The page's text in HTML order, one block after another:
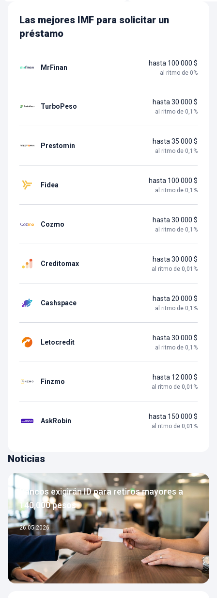
Las mejores IMF para solicitar un
préstamo
MrFinan
hasta 100 000 $
al ritmo de 0%
TurboPeso
hasta 30 000 $
al ritmo de 0,1 %
Prestomin
hasta 35 000 $
al ritmo de 0,1 %
Fidea
hasta 100 000 $
al ritmo de 0,1 %
Cozmo
hasta 30 000 $
al ritmo de 0,1 %
Creditomax
hasta 30 000 $
al ritmo de 0,01 %
Cashspace
hasta 20 000 $
al ritmo de 0,1 %
Letocredit
hasta 30 000 $
al ritmo de 0,1 %
Finzmo
hasta 12 000 $
al ritmo de 0,01 %
AskRobin
hasta 150 000 $
al ritmo de 0,01 %
Noticias
Bancos exigirán ID para retiros mayores a
140,000 pesos
26.05.2026